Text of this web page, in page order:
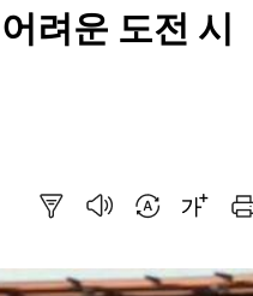
려운 도전 시